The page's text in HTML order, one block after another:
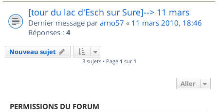
[tour du lac d'Esch sur Sure]--> 11 mars
Dernier message par arno57 « 11 mars 2010, 18:46
Réponses : 4
Nouveau sujet
3 sujets • Page 1 sur 1
Aller
PERMISSIONS DU FORUM